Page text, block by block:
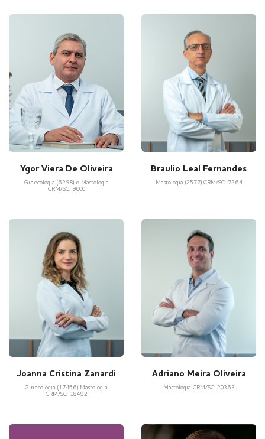
Ygor Viera De Oliveira
Ginecologia (6298) e Mastologia
CRM/SC: 9000
Braulio Leal Fernandes
Mastologia (2577) CRM/SC: 7264
Joanna Cristina Zanardi
Ginecologia (17456) Mastologia
CRM/SC: 18492
Adriano Meira Oliveira
Mastologia CRM/SC: 20363